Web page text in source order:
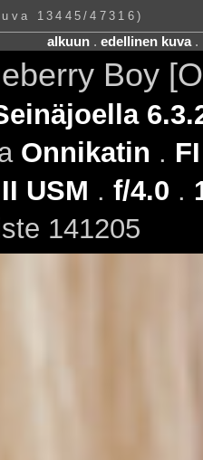
13445/47316)
alkuun. edellinen kuva.
Boy
Onnikatin . FI
USM . f/4.0 .
141205